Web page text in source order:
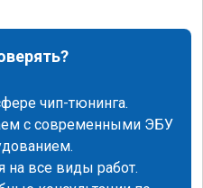
чип-тюнинга.
с современными ЭБУ
на все виды работ.